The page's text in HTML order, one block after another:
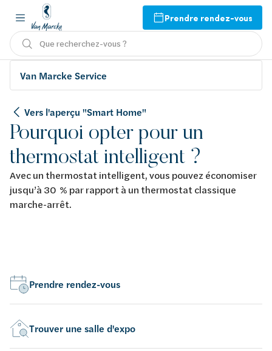
Prendre rendez-vous
Que recherchez-vous ?
Van Marcke Service
Vers l'aperçu "Smart Home"
Pourquoi opter pour un
thermostat intelligent ?
Avec un thermostat intelligent, vous pouvez économiser
jusqu’à 30 % par rapport à un thermostat classique
marche-arrêt.
Prendre rendez-vous
Trouver une salle d'expo